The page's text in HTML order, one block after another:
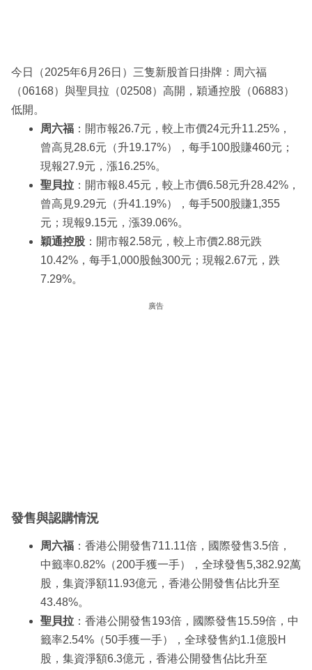
區
今日（2025年6月26日）三隻新股首日掛牌：周六福
（06168）與聖貝拉（02508）高開，穎通控股（06883）
低開。
周六福 ：開市報26.7元，較上市價24元升11.25%，
曾高見28.6元（升19.17%），每手100股賺460元；
現報27.9元，漲16.25%。
聖貝拉 ：開市報8.45元，較上市價6.58元升28.42%，
曾高見9.29元（升41.19%），每手500股賺1,355
元；現報9.15元，漲39.06%。
穎通控股 ：開市報2.58元，較上市價2.88元跌
10.42%，每手1,000股蝕300元；現報2.67元，跌
7.29%。
廣告
發售與認購情況
周六福 ：香港公開發售711.11倍，國際發售3.5倍，
中籤率0.82%（200手獲一手），全球發售5,382.92萬
股，集資淨額11.93億元，香港公開發售佔比升至
43.48%。
聖貝拉 ：香港公開發售193倍，國際發售15.59倍，中
籤率2.54%（50手獲一手），全球發售約1.1億股H
股，集資淨額6.3億元，香港公開發售佔比升至